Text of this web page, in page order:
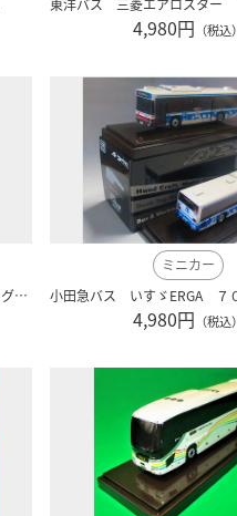
4,980円 （税込）
西鉄観光 3914 西工ボデー アドウイング製
ミニカー
4,980円 （税込）